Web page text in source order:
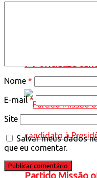
PT oficializa
Partido Missão
Nome *
E-mail*
Site
Salvar meus dados
que eu comentar.